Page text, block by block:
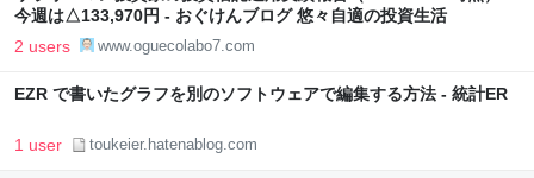
今週は△133,970円 - おぐけんブログ 悠々自適の投資生活
2 users www.oguecolabo7.com
EZR で書いたグラフを別のソフトウェアで編集する方法 - 統計ER
1 user toukeier.hatenablog.com